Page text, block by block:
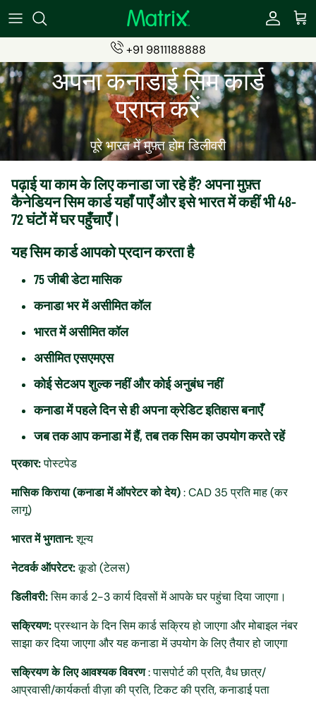
पर
+91 9811188888
SIMS
ESIMs
Students SIM
Recharge Products
Travel Insurance
Become a Partner
Partner Login (eSIMs)
Partner Login (Travel Insurance)
अपना कनाडाई सिम कार्ड
प्राप्त करें
पूरे भारत में मुफ़्त होम डिलीवरी
पढ़ाई या काम के लिए कनाडा जा रहे हैं? अपना मुफ़्त
कैनेडियन सिम कार्ड यहाँ पाएँ और इसे भारत में कहीं भी 48-
72 घंटों में घर पहुँचाएँ।
यह सिम कार्ड आपको प्रदान करता है
75 जीबी डेटा मासिक
कनाडा भर में असीमित कॉल
भारत में असीमित कॉल
असीमित एसएमएस
कोई सेटअप शुल्क नहीं और कोई अनुबंध नहीं
कनाडा में पहले दिन से ही अपना क्रेडिट इतिहास बनाएँ
जब तक आप कनाडा में हैं, तब तक सिम का उपयोग करते रहें
प्रकार:पोस्टपेड
मासिक किराया (कनाडा में ऑपरेटर को देय): CAD 35 प्रति माह (कर
लागू)
भारत में भुगतान:शून्य
नेटवर्क ऑपरेटर:कूडो (टेलस)
डिलीवरी:सिम कार्ड 2-3 कार्य दिवसों में आपके घर पहुंचा दिया जाएगा।
सक्रियण:प्रस्थान के दिन सिम कार्ड सक्रिय हो जाएगा और मोबाइल नंबर
साझा कर दिया जाएगा और यह कनाडा में उपयोग के लिए तैयार हो जाएगा
सक्रियण के लिए आवश्यक विवरण: पासपोर्ट की प्रति, वैध छात्र/
आप्रवासी/कार्यकर्ता वीज़ा की प्रति, टिकट की प्रति, कनाडाई पता